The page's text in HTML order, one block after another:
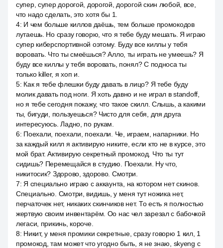
супер, супер дорогой, дорогой, дорогой скин любой, все,
что надо сделать, это хотя бы 1.
4: И чем больше киллов даёшь, тем больше промокодов
лутаешь. Но сразу говорю, что я тебе буду мешать. Я играю
супер киберспортивной оэтому. Буду все киллы у тебя
воровать. Что ты смеёшься? Алло, ты играть не умеешь? Я
буду все киллы у тебя воровать, понял? С подноса ты
только killer, я хоп и.
5: Как я тебе флешки буду давать в лицо? Я тебе буду
молик давать под ноги. Я хоть давно и не играл в standoff,
но я тебе сегодня покажу, что такое скилл. Слышь, а какими
ты, бигуди, пользуешься? Чисто для себя, для друга
интересуюсь. Ладно, по рукам.
6: Поехали, поехали, поехали. Че, играем, напарники. Но
за каждый килл я активирую никите, если кто не в курсе, это
мой брат. Активирую секретный промокод. Что ты тут
сидишь? Перемещайся в студию. Поехали. Ну что,
никитосик? Здорово, здорово. Смотри.
7: Я специально играю с аккаунта, на котором нет скинов.
Специально. Смотри, видишь, у меня тут ножика нет,
перчаточек нет, никаких скинчиков нет. То есть я полностью
жертвую своим инвентарём. Оо нас чел зарезал с бабочкой
легаси, прикинь, короче.
8: Никит, у меня промики секретные, сразу говорю 1 кил, 1
промокод, там может что угодно быть, я не знаю, skyeng с